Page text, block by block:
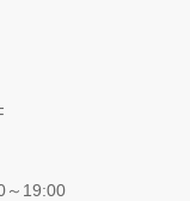
～19:00